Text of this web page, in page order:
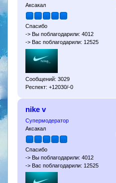
Аксакал
Спасибо
-> Вы поблагодарили: 4012
-> Вас поблагодарили: 12525
Сообщений: 3029
Респект: +12030/-0
nike v
Супермодератор
Аксакал
Спасибо
-> Вы поблагодарили: 4012
-> Вас поблагодарили: 12525